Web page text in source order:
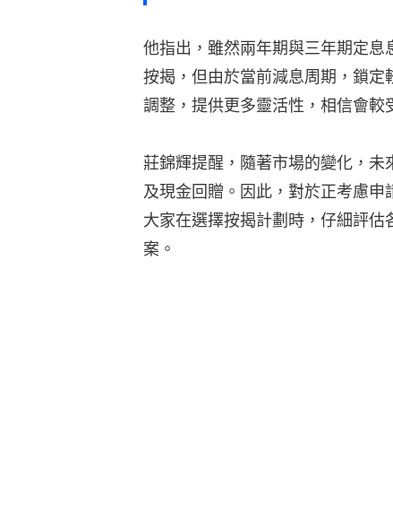
他指出，雖然兩年期與三年期定
按揭，但由於當前減息周期，鎖
調整，提供更多靈活性，相信會較
莊錦輝提醒，隨著市場的變化，未
及現金回贈。因此，對於正考慮
大家在選擇按揭計劃時，仔細評
案。